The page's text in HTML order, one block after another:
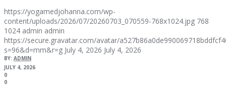
https://yogamedjohanna.com/wp-
content/uploads/2026/07/20260703_070559-768x1024.jpg 768
1024 admin admin
https://secure.gravatar.com/avatar/
s=96&d=mm&r=g July 4, 2026 July 4, 2026
BY: ADMIN
JULY 4, 2026
0
0